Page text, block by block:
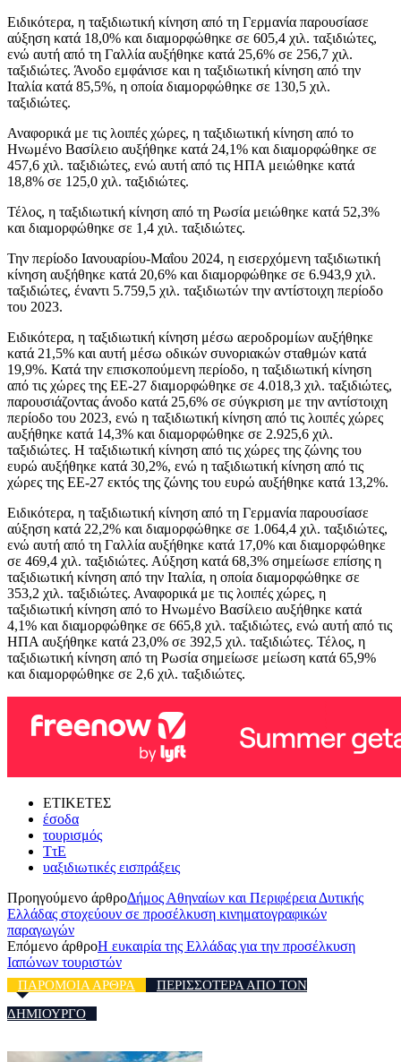
Ειδικότερα, η ταξιδιωτική κίνηση από τη Γερμανία παρουσίασε
αύξηση κατά 18,0% και διαμορφώθηκε σε 605,4 χιλ. ταξιδιώτες,
ενώ αυτή από τη Γαλλία αυξήθηκε κατά 25,6% σε 256,7 χιλ.
ταξιδιώτες. Άνοδο εμφάνισε και η ταξιδιωτική κίνηση από την
Ιταλία κατά 85,5%, η οποία διαμορφώθηκε σε 130,5 χιλ.
ταξιδιώτες.
Αναφορικά με τις λοιπές χώρες, η ταξιδιωτική κίνηση από το
Ηνωμένο Βασίλειο αυξήθηκε κατά 24,1% και διαμορφώθηκε σε
457,6 χιλ. ταξιδιώτες, ενώ αυτή από τις ΗΠΑ μειώθηκε κατά
18,8% σε 125,0 χιλ. ταξιδιώτες.
Τέλος, η ταξιδιωτική κίνηση από τη Ρωσία μειώθηκε κατά 52,3%
και διαμορφώθηκε σε 1,4 χιλ. ταξιδιώτες.
Την περίοδο Ιανουαρίου-Μαΐου 2024, η εισερχόμενη ταξιδιωτική
κίνηση αυξήθηκε κατά 20,6% και διαμορφώθηκε σε 6.943,9 χιλ.
ταξιδιώτες, έναντι 5.759,5 χιλ. ταξιδιωτών την αντίστοιχη περίοδο
του 2023.
Ειδικότερα, η ταξιδιωτική κίνηση μέσω αεροδρομίων αυξήθηκε
κατά 21,5% και αυτή μέσω οδικών συνοριακών σταθμών κατά
19,9%. Κατά την επισκοπούμενη περίοδο, η ταξιδιωτική κίνηση
από τις χώρες της ΕΕ-27 διαμορφώθηκε σε 4.018,3 χιλ. ταξιδιώτες,
παρουσιάζοντας άνοδο κατά 25,6% σε σύγκριση με την αντίστοιχη
περίοδο του 2023, ενώ η ταξιδιωτική κίνηση από τις λοιπές χώρες
αυξήθηκε κατά 14,3% και διαμορφώθηκε σε 2.925,6 χιλ.
ταξιδιώτες. Η ταξιδιωτική κίνηση από τις χώρες της ζώνης του
ευρώ αυξήθηκε κατά 30,2%, ενώ η ταξιδιωτική κίνηση από τις
χώρες της ΕΕ-27 εκτός της ζώνης του ευρώ αυξήθηκε κατά 13,2%.
Ειδικότερα, η ταξιδιωτική κίνηση από τη Γερμανία παρουσίασε
αύξηση κατά 22,2% και διαμορφώθηκε σε 1.064,4 χιλ. ταξιδιώτες,
ενώ αυτή από τη Γαλλία αυξήθηκε κατά 17,0% και διαμορφώθηκε
σε 469,4 χιλ. ταξιδιώτες. Αύξηση κατά 68,3% σημείωσε επίσης η
ταξιδιωτική κίνηση από την Ιταλία, η οποία διαμορφώθηκε σε
353,2 χιλ. ταξιδιώτες. Αναφορικά με τις λοιπές χώρες, η
ταξιδιωτική κίνηση από το Ηνωμένο Βασίλειο αυξήθηκε κατά
4,1% και διαμορφώθηκε σε 665,8 χιλ. ταξιδιώτες, ενώ αυτή από τις
ΗΠΑ αυξήθηκε κατά 23,0% σε 392,5 χιλ. ταξιδιώτες. Τέλος, η
ταξιδιωτική κίνηση από τη Ρωσία σημείωσε μείωση κατά 65,9%
και διαμορφώθηκε σε 2,6 χιλ. ταξιδιώτες.
ΕΤΙΚΕΤΕΣ
έσοδα
τουρισμός
ΤτΕ
υαξιδιωτικές εισπράξεις
Προηγούμενο άρθροΔήμος Αθηναίων και Περιφέρεια Δυτικής
Ελλάδας στοχεύουν σε προσέλκυση κινηματογραφικών
παραγωγών
Επόμενο άρθροΗ ευκαιρία της Ελλάδας για την προσέλκυση
Ιαπώνων τουριστών
ΠΑΡΟΜΟΙΑ ΑΡΘΡΑ
ΠΕΡΙΣΣΟΤΕΡΑ ΑΠΟ ΤΟΝ
ΔΗΜΙΟΥΡΓΟ